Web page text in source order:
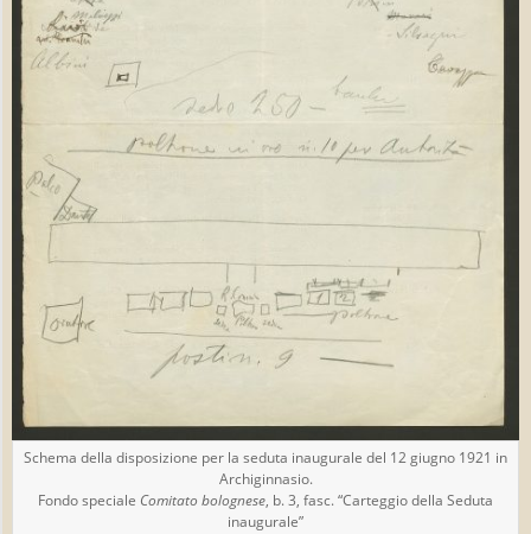
Schema della disposizione per la seduta inaugurale del 12 giugno 1921 in
Archiginnasio.
Fondo speciale Comitato bolognese, b. 3, fasc. “Carteggio della Seduta
inaugurale”